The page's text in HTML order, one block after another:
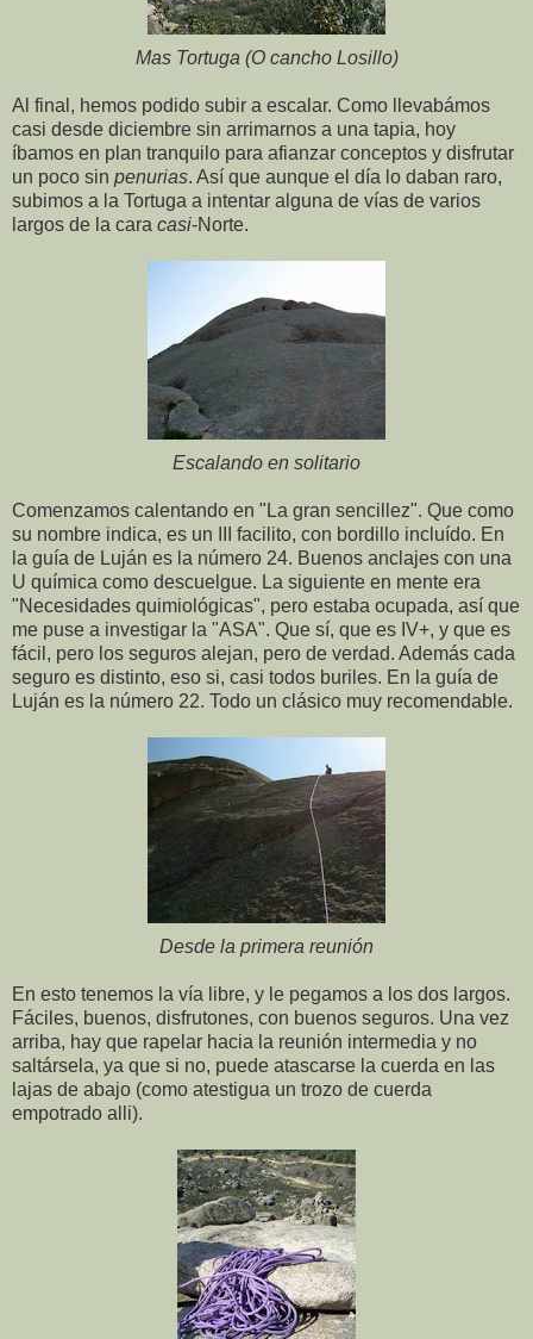
Mas Tortuga (O cancho Losillo)
Al final, hemos podido subir a escalar. Como llevabámos
casi desde diciembre sin arrimarnos a una tapia, hoy
íbamos en plan tranquilo para afianzar conceptos y disfrutar
un poco sin penurias. Así que aunque el día lo daban raro,
subimos a la Tortuga a intentar alguna de vías de varios
largos de la cara casi-Norte.
Escalando en solitario
Comenzamos calentando en "La gran sencillez". Que como
su nombre indica, es un III facilito, con bordillo incluído. En
la guía de Luján es la número 24. Buenos anclajes con una
U química como descuelgue. La siguiente en mente era
"Necesidades quimiológicas", pero estaba ocupada, así que
me puse a investigar la "ASA". Que sí, que es IV+, y que es
fácil, pero los seguros alejan, pero de verdad. Además cada
seguro es distinto, eso si, casi todos buriles. En la guía de
Luján es la número 22. Todo un clásico muy recomendable.
Desde la primera reunión
En esto tenemos la vía libre, y le pegamos a los dos largos.
Fáciles, buenos, disfrutones, con buenos seguros. Una vez
arriba, hay que rapelar hacia la reunión intermedia y no
saltársela, ya que si no, puede atascarse la cuerda en las
lajas de abajo (como atestigua un trozo de cuerda
empotrado alli).